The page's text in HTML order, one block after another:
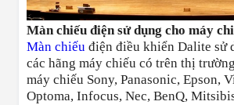
Màn chiếu điện sử dụng cho máy
Màn chiếu điện điều khiển Dalite sử
các hãng máy chiếu có trên thị
máy chiếu Sony, Panasonic, Epson,
Optoma, Infocus, Nec, BenQ,